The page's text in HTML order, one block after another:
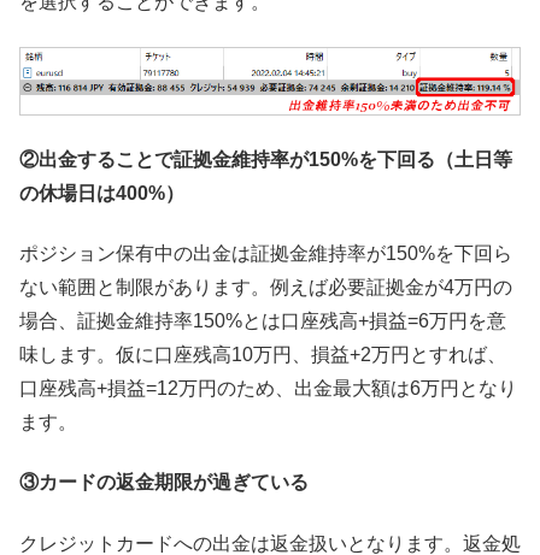
②出金することで証拠金維持率が150%を下回る（土日等
の休場日は400%）
ポジション保有中の出金は証拠金維持率が150%を下回ら
ない範囲と制限があります。例えば必要証拠金が4万円の
場合、証拠金維持率150%とは口座残高+損益=6万円を意
味します。仮に口座残高10万円、損益+2万円とすれば、
口座残高+損益=12万円のため、出金最大額は6万円となり
ます。
③カードの返金期限が過ぎている
クレジットカードへの出金は返金扱いとなります。返金処